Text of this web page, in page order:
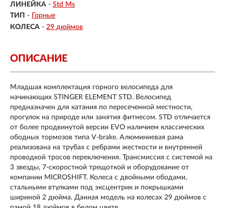
ЛИНЕЙКА - Std Ms
ТИП - Горные
КОЛЕСА - 29 дюймов
ОПИСАНИЕ
Младшая комплектация горного велосипеда для
начинающих STINGER ELEMENT STD. Велосипед
предназначен для катания по пересеченной местности,
прогулок на природе или занятия фитнесом. STD отличается
от более продвинутой версии EVO наличием классических
ободных тормозов типа V-brake. Алюминиевая рама
реализована на трубах с ребрами жесткости и внутренней
проводкой тросов переключения. Трансмиссия с системой на
3 звезды, 7-скоростной трещоткой и оборудование от
компании MICROSHIFT. Колеса с двойными ободами,
стальными втулками под эксцентрик и покрышками
шириной 2 дюйма. Данная модель на колесах 29 дюймов с